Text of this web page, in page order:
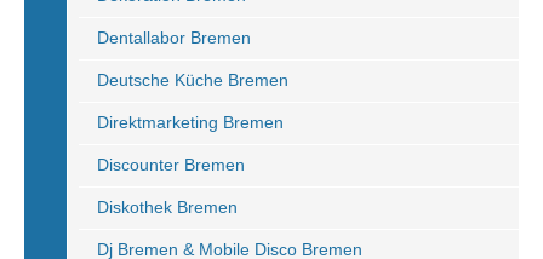
Dentallabor Bremen
Deutsche Küche Bremen
Direktmarketing Bremen
Discounter Bremen
Diskothek Bremen
Dj Bremen & Mobile Disco Bremen